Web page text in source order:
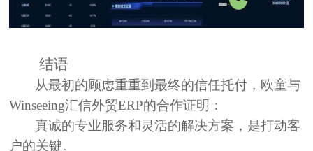
结语
从最初的顾虑重重到最终的信任托付，欧童与
Winseeing汇信外贸ERP的合作证明：
真诚的专业服务和灵活的解决方案，是打动客
户的关键。